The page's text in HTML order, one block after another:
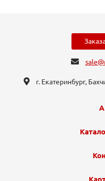
г. Екатеринбург,